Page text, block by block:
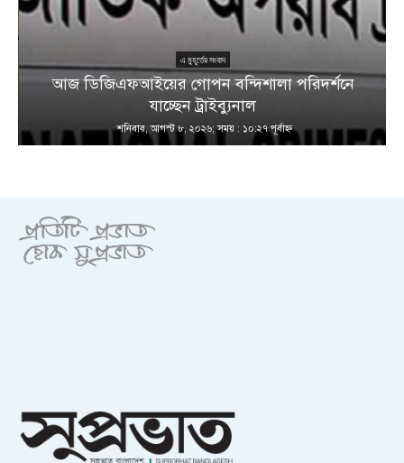
এ মুহূর্তের সংবাদ
আজ ডিজিএফআইয়ের গোপন বন্দিশালা পরিদর্শনে
যাচ্ছেন ট্রাইব্যুনাল
শনিবার, আগস্ট ৮, ২০২৬; সময় : ১০:২৭ পূর্বাহ্ণ